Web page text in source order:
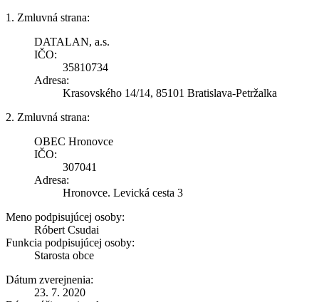
1. Zmluvná strana:
DATALAN, a.s.
IČO:
35810734
Adresa:
Krasovského 14/14, 85101 Bratislava-Petržalka
2. Zmluvná strana:
OBEC Hronovce
IČO:
307041
Adresa:
Hronovce. Levická cesta 3
Meno podpisujúcej osoby:
Róbert Csudai
Funkcia podpisujúcej osoby:
Starosta obce
Dátum zverejnenia:
23. 7. 2020